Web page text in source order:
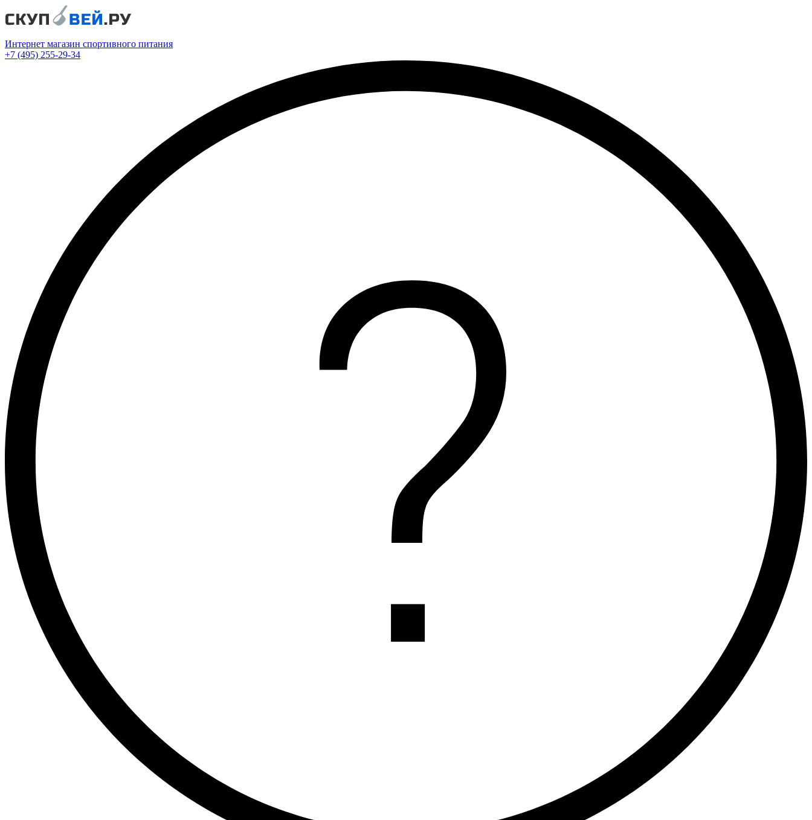
Интернет магазин спортивного питания
+7 (495) 255-29-34